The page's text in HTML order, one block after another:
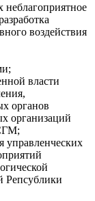
неблагоприятное
воздействия
власти
органов
организаций
управленческих
Репсублики